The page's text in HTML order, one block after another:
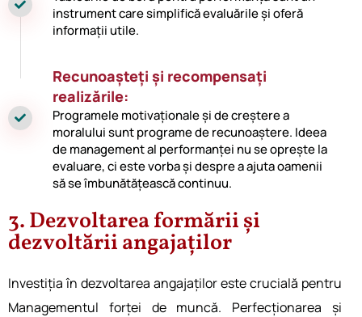
instrument care simplifică evaluările și oferă
informații utile.
Recunoașteți și recompensați
realizările:
Programele motivaționale și de creștere a
moralului sunt programe de recunoaștere. Ideea
de management al performanței nu se oprește la
evaluare, ci este vorba și despre a ajuta oamenii
să se îmbunătățească continuu.
3. Dezvoltarea formării și
dezvoltării angajaților
Investiția în dezvoltarea angajaților este crucială pentru
Managementul forței de muncă. Perfecționarea și